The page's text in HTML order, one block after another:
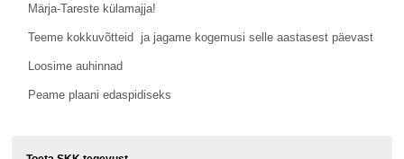
Märja-Tareste külamajja!
Teeme kokkuvõtteid ja jagame kogemusi selle aastasest päevast
Loosime auhinnad
Peame plaani edaspidiseks